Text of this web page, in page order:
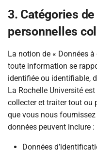
3. Catégories
personnelles
La notion de « Données
toute information se
identifiée ou identifiable,
La Rochelle Université
collecter et traiter tout ou
que vous nous
données peuvent inclure :
Données